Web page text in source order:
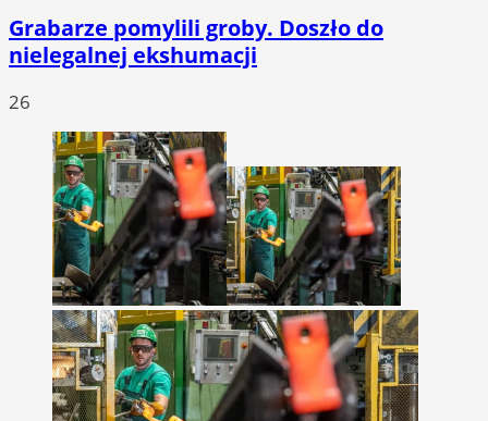
Grabarze pomylili groby. Doszło do
nielegalnej ekshumacji
26